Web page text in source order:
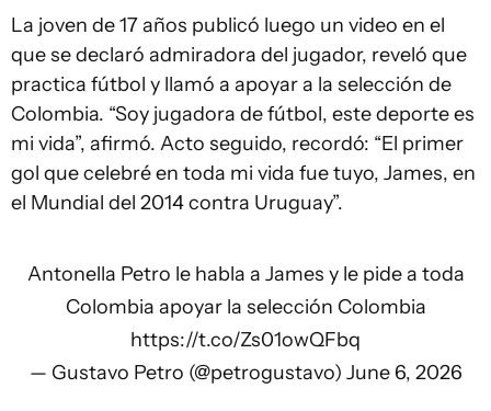
La joven de 17 años publicó luego un video en el
que se declaró admiradora del jugador, reveló que
practica fútbol y llamó a apoyar a la selección de
Colombia. “Soy jugadora de fútbol, este deporte es
mi vida”, afirmó. Acto seguido, recordó: “El primer
gol que celebré en toda mi vida fue tuyo, James, en
el Mundial del 2014 contra Uruguay”.
Antonella Petro le habla a James y le pide a toda
Colombia apoyar la selección Colombia
https://t.co/Zs01owQFbq
— Gustavo Petro (@petrogustavo) June 6, 2026